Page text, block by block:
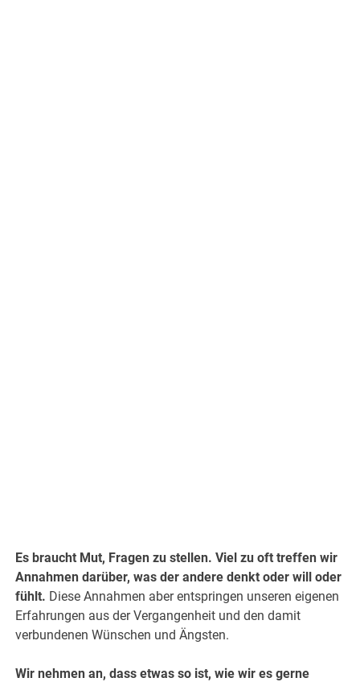
Es braucht Mut, Fragen zu stellen. Viel zu oft treffen wir
Annahmen darüber, was der andere denkt oder will oder
fühlt. Diese Annahmen aber entspringen unseren eigenen
Erfahrungen aus der Vergangenheit und den damit
verbundenen Wünschen und Ängsten.
Wir nehmen an, dass etwas so ist, wie wir es gerne